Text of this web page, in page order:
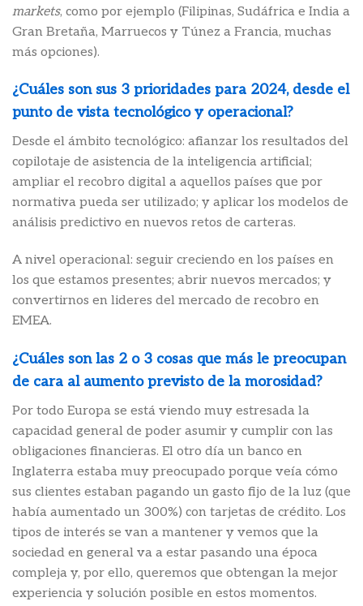
markets, como por ejemplo (Filipinas, Sudáfrica e India a
Gran Bretaña, Marruecos y Túnez a Francia, muchas
más opciones).
¿Cuáles son sus 3 prioridades para 2024, desde el
punto de vista tecnológico y operacional?
Desde el ámbito tecnológico: afianzar los resultados del
copilotaje de asistencia de la inteligencia artificial;
ampliar el recobro digital a aquellos países que por
normativa pueda ser utilizado; y aplicar los modelos de
análisis predictivo en nuevos retos de carteras.
A nivel operacional: seguir creciendo en los países en
los que estamos presentes; abrir nuevos mercados; y
convertirnos en lideres del mercado de recobro en
EMEA.
¿Cuáles son las 2 o 3 cosas que más le preocupan
de cara al aumento previsto de la morosidad?
Por todo Europa se está viendo muy estresada la
capacidad general de poder asumir y cumplir con las
obligaciones financieras. El otro día un banco en
Inglaterra estaba muy preocupado porque veía cómo
sus clientes estaban pagando un gasto fijo de la luz (que
había aumentado un 300%) con tarjetas de crédito. Los
tipos de interés se van a mantener y vemos que la
sociedad en general va a estar pasando una época
compleja y, por ello, queremos que obtengan la mejor
experiencia y solución posible en estos momentos.